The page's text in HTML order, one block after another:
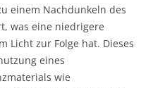
einem Nachdunkeln des
was eine niedrigere
Licht zur Folge hat. Dieses
eines
wie